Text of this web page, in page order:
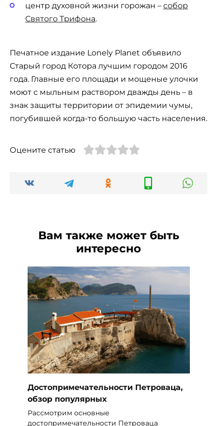
центр духовной жизни горожан – собор
Святого Трифона.
Печатное издание Lonely Planet объявило
Старый город Котора лучшим городом 2016
года. Главные его площади и мощеные улочки
моют с мыльным раствором дважды день – в
знак защиты территории от эпидемии чумы,
погубившей когда-то большую часть населения.
Оцените статью
Вам также может быть
интересно
Достопримечательности Петроваца,
обзор популярных
Рассмотрим основные
достопримечательности Петроваца